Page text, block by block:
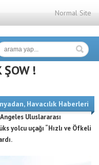
Normal Site
ŞOW !
, Havacılık Haberleri
Uluslararası
yolcu uçağı “Hızlı ve Öfkeli